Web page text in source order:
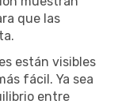
que las
están visibles
fácil. Ya sea
entre